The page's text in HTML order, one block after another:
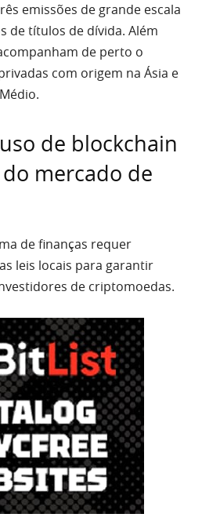
emissões de grande escala
de títulos de dívida. Além
de perto o
com origem na Ásia e
de blockchain
mercado de
de finanças requer
leis locais para garantir
de criptomoedas.